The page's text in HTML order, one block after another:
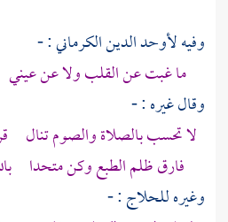
وفيهلأوحد الدين الكرماني: -
ما غبت عن القلب ولا عن عيني
وقال غيره : -
لا تحسب بالصلاة والصوم تنال
فارق ظلم الطبع وكن متحدا
وغيرهللحلاج: -